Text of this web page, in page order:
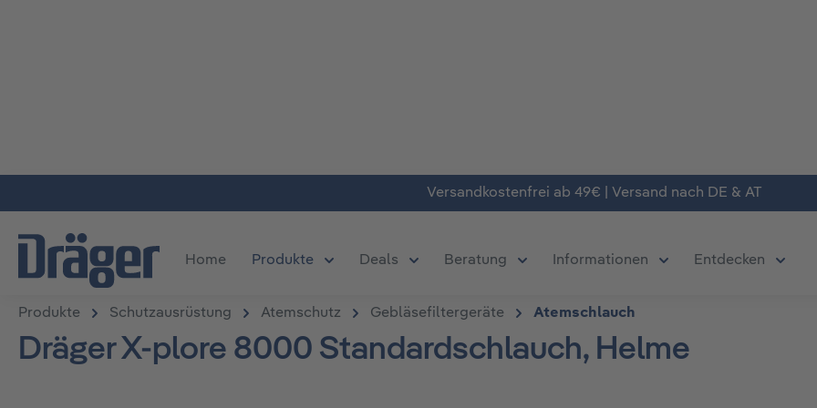
Versandkostenfrei ab 49€ | Versand nach DE & AT
Home Produkte
Öffne oder Schließe das Dropdown der Kategorie Produkte
Deals
Öffne oder Schließe das Dropdown der Kategorie Deals
Beratung Informationen
Öffne oder Schließe
Entdecken
Öffne
Produkte Schutzausrüstung Atemschutz Gebläsefiltergeräte Atemschlauch
Dräger X-plore 8000 Standardschlauch, Helme